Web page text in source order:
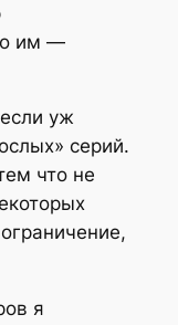
им —
уж
серий.
что не
я